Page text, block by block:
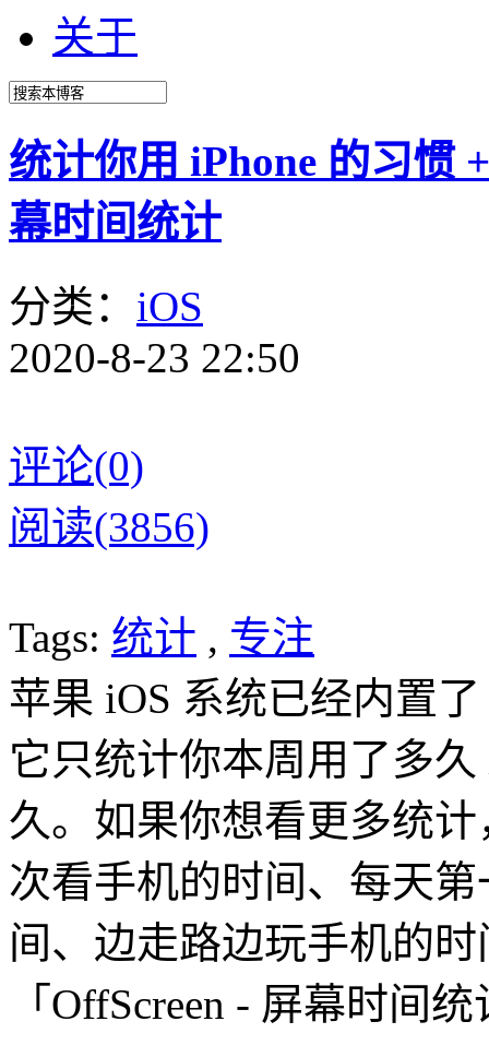
关于
统计你用 iPhone 的习惯
幕时间统计
分类： iOS
2020-8-23 22:50
评论(0)
阅读(3856)
Tags: 统计 , 专注
苹果 iOS 系统已经内置
它只统计你本周用了多
久。如果你想看更多统
次看手机的时间、每天
间、边走路边玩手机的
「OffScreen - 屏幕时间